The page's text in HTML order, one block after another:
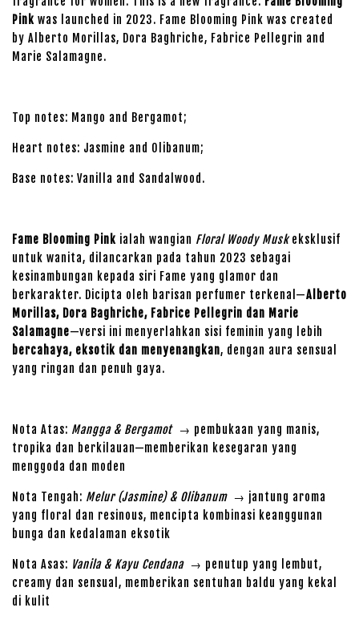
Pink was launched in 2023. Fame Blooming Pink was created
by Alberto Morillas, Dora Baghriche, Fabrice Pellegrin and
Marie Salamagne.
Top notes: Mango and Bergamot;
Heart notes: Jasmine and Olibanum;
Base notes: Vanilla and Sandalwood.
Fame Blooming Pink ialah wangian Floral Woody Muskeksklusif
untuk wanita, dilancarkan pada tahun 2023 sebagai
kesinambungan kepada siri Fame yang glamor dan
berkarakter. Dicipta oleh barisan perfumer terkenal—Alberto
Morillas, Dora Baghriche, Fabrice Pellegrin dan Marie
Salamagne—versi ini menyerlahkan sisi feminin yang lebih
bercahaya, eksotik dan menyenangkan, dengan aura sensual
yang ringan dan penuh gaya.
Nota Atas: Mangga & Bergamot→ pembukaan yang manis,
tropika dan berkilauan—memberikan kesegaran yang
menggoda dan moden
Nota Tengah: Melur (Jasmine) & Olibanum→ jantung aroma
yang floral dan resinous, mencipta kombinasi keanggunan
bunga dan kedalaman eksotik
Nota Asas: Vanila & Kayu Cendana→ penutup yang lembut,
creamy dan sensual, memberikan sentuhan baldu yang kekal
di kulit